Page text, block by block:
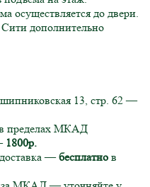
осуществляется до двери.
дополнительно
13, стр. 62 —
пределах МКАД
1800р.
доставка —бесплатно в